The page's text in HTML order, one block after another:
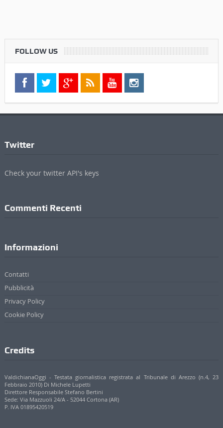
FOLLOW US
Twitter
Check your twitter API's keys
Commenti Recenti
Informazioni
Contatti
Pubblicità
Privacy Policy
Cookie Policy
Credits
ValdichianaOggi - Testata giornalistica registrata al Tribunale di Arezzo (n.4, 23
Febbraio 2010) Di Michele Lupetti
Direttore Responsabile Stefano Bertini
Sede: Via Mazzuoli 24/A - 52044 Cortona (AR)
P. IVA 01895420519